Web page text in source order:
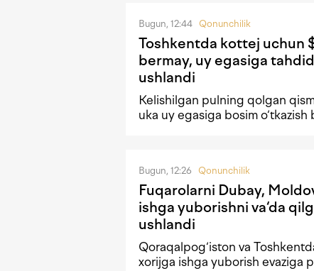
Bugun, 12:44 Qonunchilik
Toshkentda kottej uchun
bermay, uy egasiga
ushlandi
Kelishilgan pulning qolgan
uka uy egasiga bosim o‘tkazish
Bugun, 12:26 Qonunchilik
Fuqarolarni Dubay,
ishga yuborishni va‘da
ushlandi
Qoraqalpog‘iston va
xorijga ishga yuborish evaziga